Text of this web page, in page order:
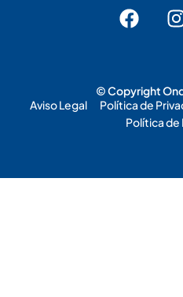
© Copyright
Aviso Legal
Política de
Política de